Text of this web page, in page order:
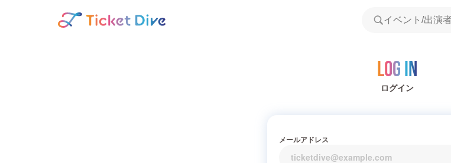
Log in
ログイン
メールアドレス